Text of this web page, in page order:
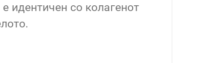
идентичен со колагенот